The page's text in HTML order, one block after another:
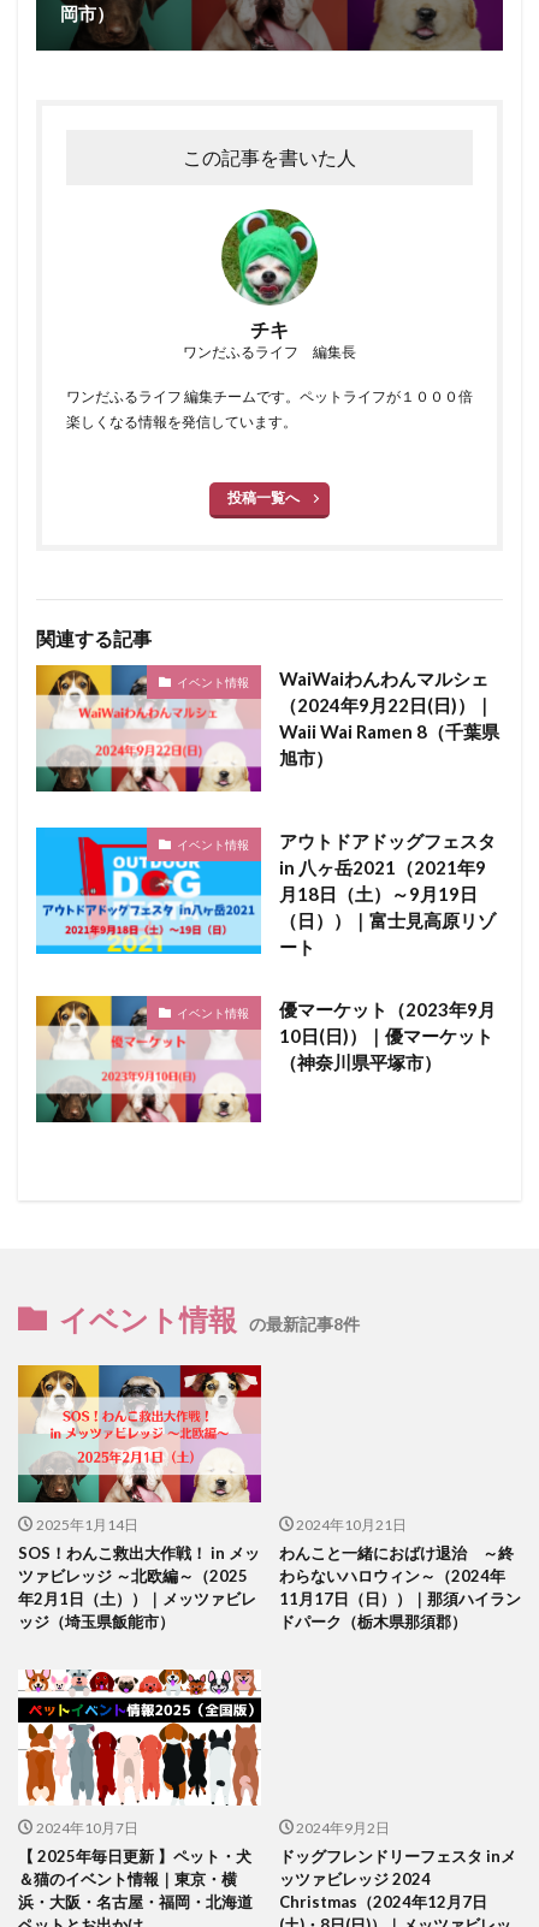
岡市）
この記事を書いた人
チキ
ワンだふるライフ 編集長
ワンだふるライフ 編集チームです。ペットライフが１０００倍
楽しくなる情報を発信しています。
投稿一覧へ
関連する記事
イベント情報
WaiWaiわんわんマルシェ
（2024年9月22日(日)）｜
Waii Wai Ramen 8（千葉県
旭市）
イベント情報
アウトドアドッグフェスタ
in 八ヶ岳2021（2021年9
月18日（土）～9月19日
（日））｜富士見高原リゾ
ート
イベント情報
優マーケット（2023年9月
10日(日)）｜優マーケット
（神奈川県平塚市）
イベント情報 の最新記事8件
2025年1月14日
SOS！わんこ救出大作戦！ in メッ
ツァビレッジ ～北欧編～（2025
年2月1日（土））｜メッツァビレ
ッジ（埼玉県飯能市）
2024年10月21日
わんこと一緒におばけ退治 ～終
わらないハロウィン～（2024年
11月17日（日））｜那須ハイラン
ドパーク（栃木県那須郡）
2024年10月7日
【 2025年毎日更新 】ペット・犬
＆猫のイベント情報｜東京・横
浜・大阪・名古屋・福岡・北海道
2024年9月2日
ドッグフレンドリーフェスタ inメ
ッツァビレッジ 2024
Christmas（2024年12月7日